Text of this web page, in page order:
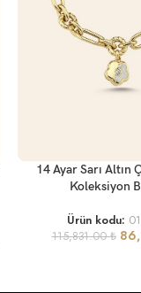
SEPETE EKLE
14 Ayar Sarı Altın
Koleksiyon
Ürün kodu:
115,831.00₺